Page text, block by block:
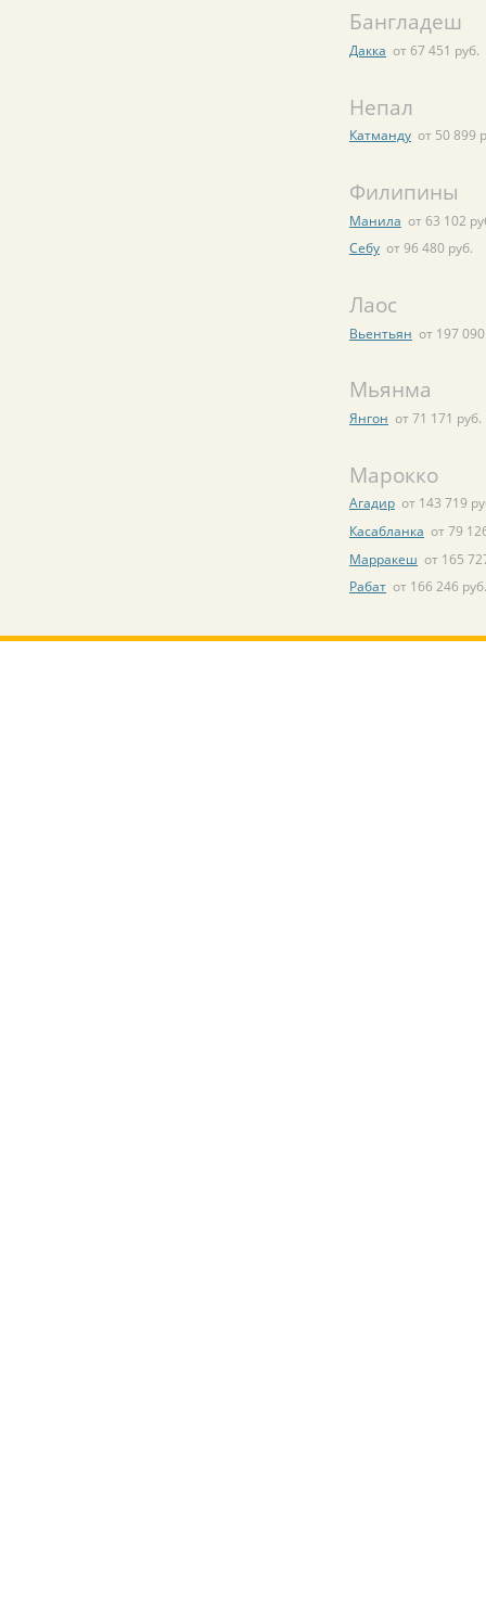
Бангладеш
Дакка от 67 451 руб.
Непал
Катманду от 50 899
Филипины
Манила от 63 102
Себу от 96 480 руб.
Лаос
Вьентьян от 197
Мьянма
Янгон от 71 171 руб.
Марокко
Агадир от 143 719
Касабланка от 79
Марракеш от 165
Рабат от 166 246 руб.